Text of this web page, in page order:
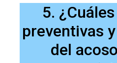
5.
preventivas
del